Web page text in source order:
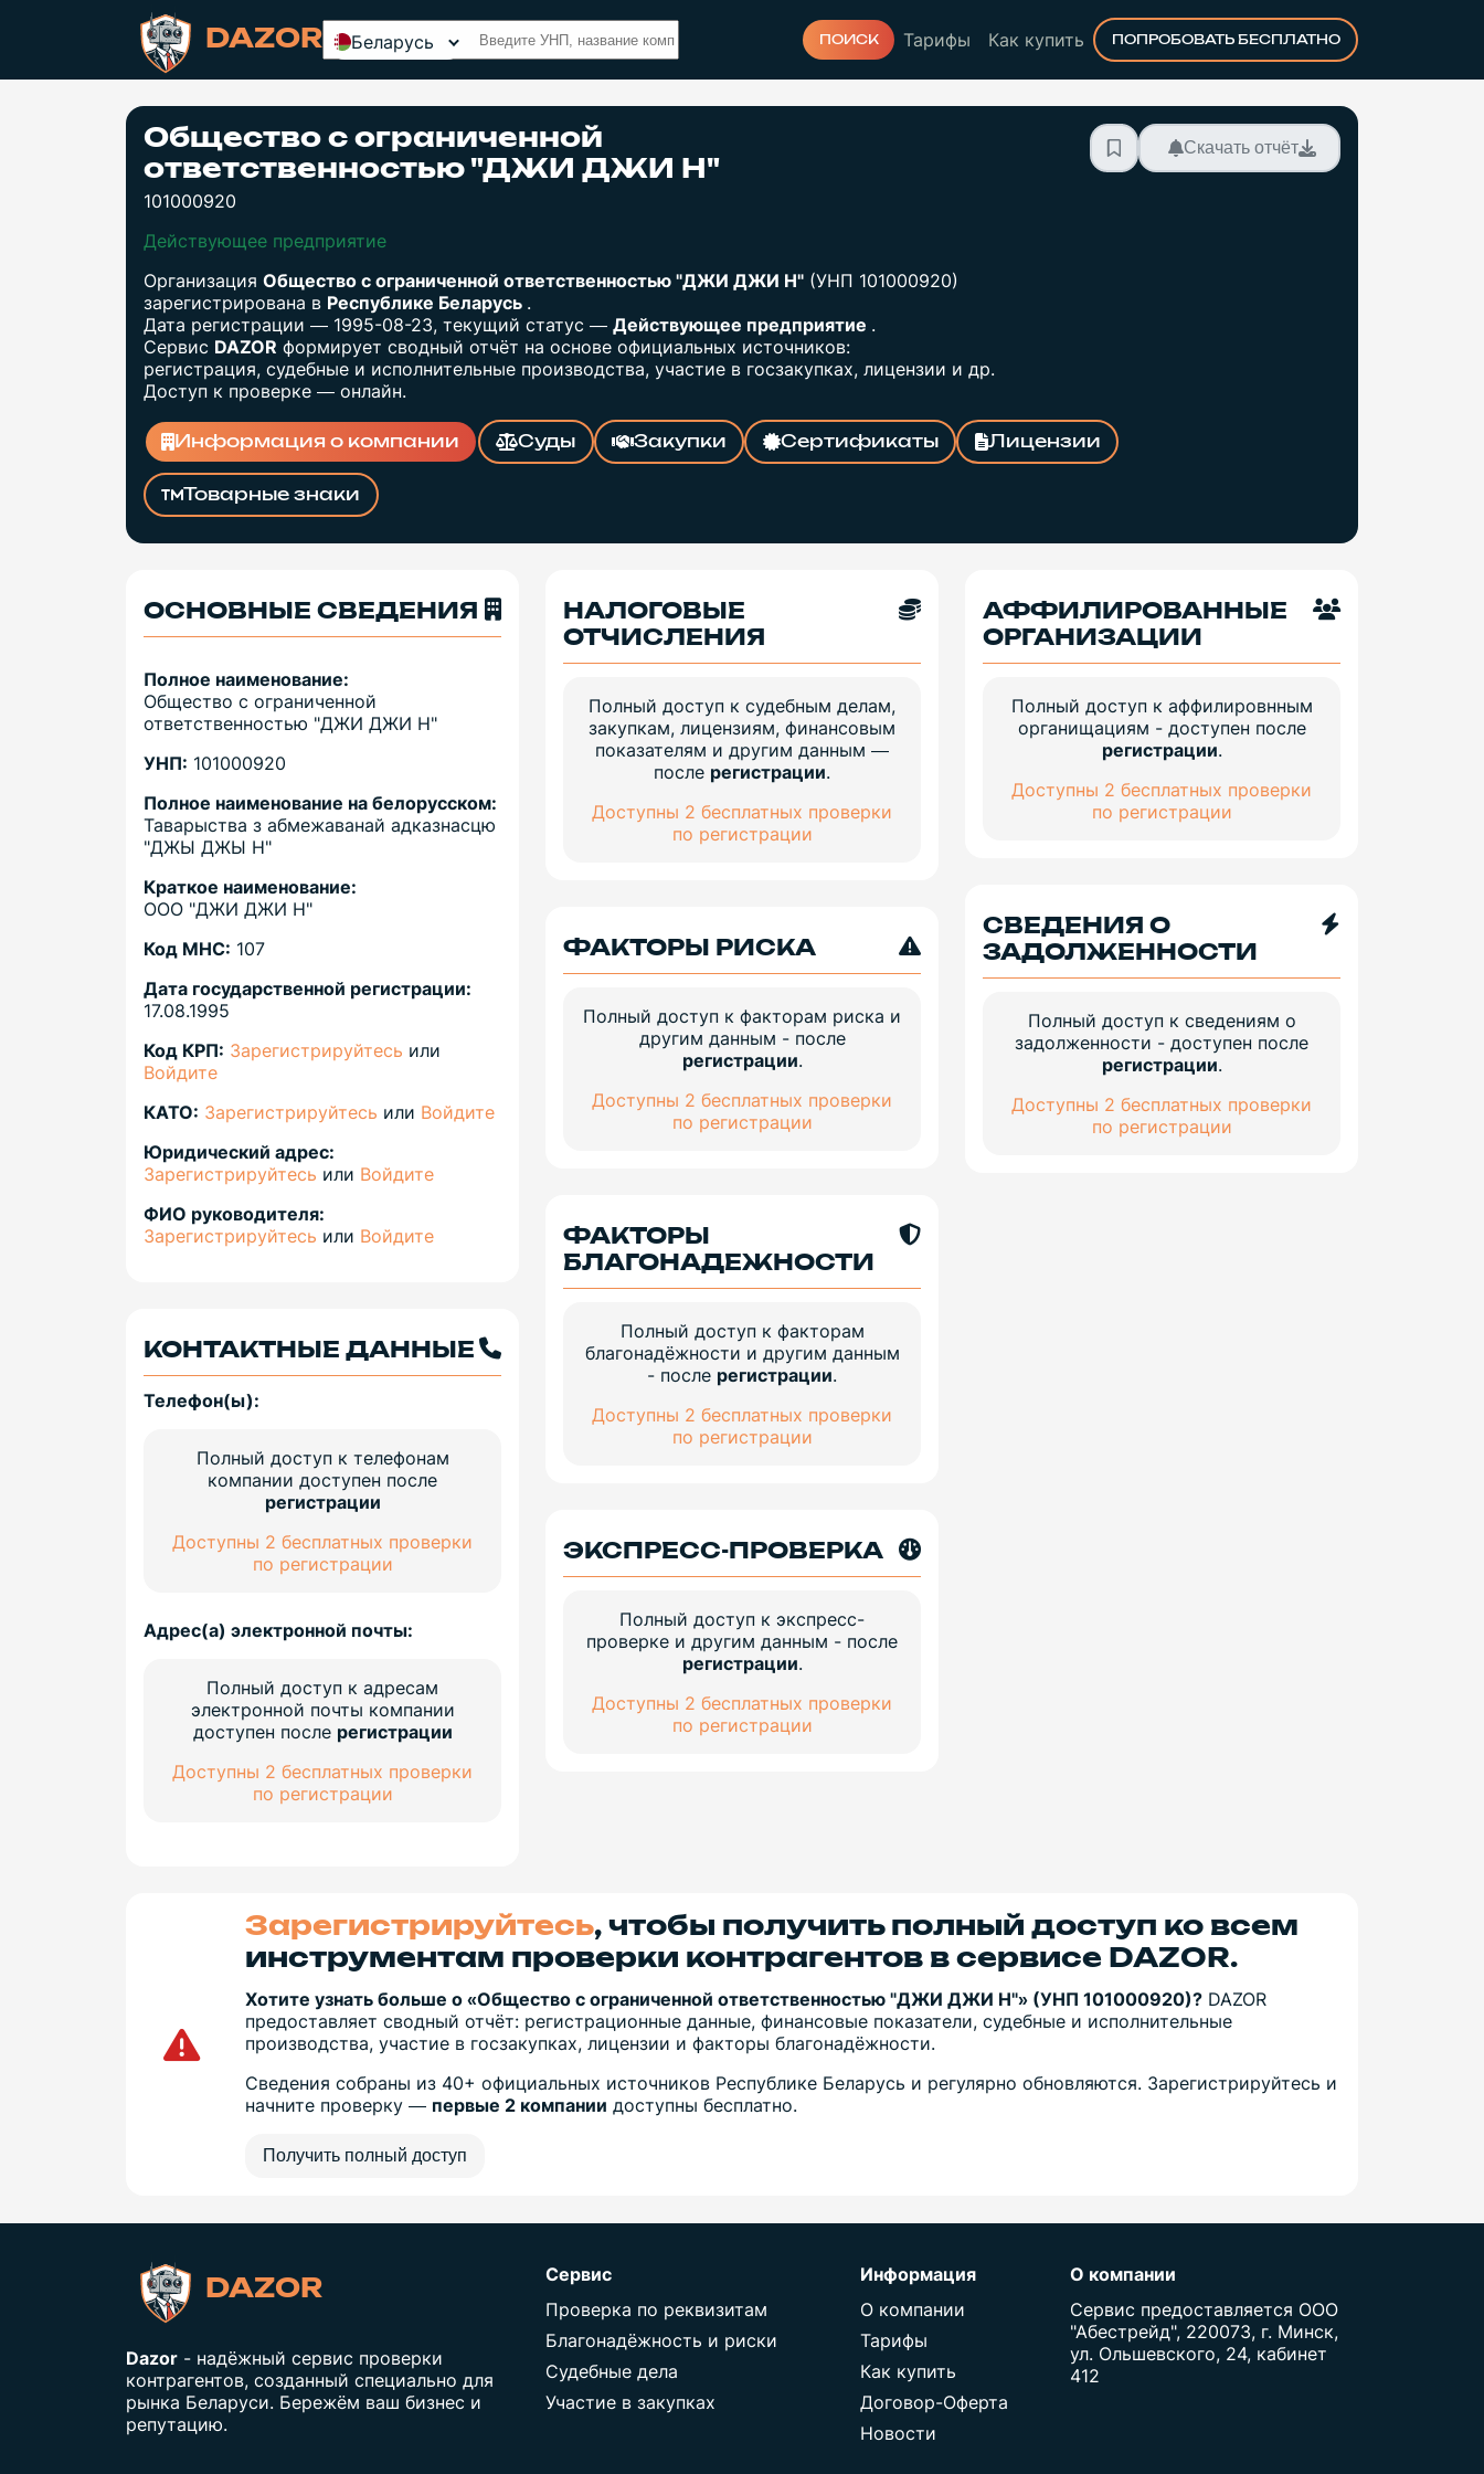
DAZOR Беларусь ПОИСК Тарифы Как купить ПОПРОБОВАТЬ БЕСПЛАТНО
Общество с ограниченной
ответственностью "ДЖИ ДЖИ Н"
101000920
Скачать отчёт
Действующее предприятие
Организация Общество с ограниченной ответственностью "ДЖИ ДЖИ Н" (УНП 101000920)
зарегистрирована в Республике Беларусь .
Дата регистрации — 1995-08-23, текущий статус — Действующее предприятие .
Сервис DAZOR формирует сводный отчёт на основе официальных источников:
регистрация, судебные и исполнительные производства, участие в госзакупках, лицензии и др.
Доступ к проверке — онлайн.
Информация о компании Суды Закупки Сертификаты Лицензии
Товарные знаки
ОСНОВНЫЕ СВЕДЕНИЯ
Полное наименование:
Общество с ограниченной
ответственностью "ДЖИ ДЖИ Н"
УНП: 101000920
Полное наименование на белорусском:
Таварыства з абмежаванай адказнасцю
"ДЖЫ ДЖЫ Н"
Краткое наименование:
ООО "ДЖИ ДЖИ Н"
Код МНС: 107
Дата государственной регистрации:
17.08.1995
Код КРП: Зарегистрируйтесь или
Войдите
КАТО: Зарегистрируйтесь или Войдите
Юридический адрес:
Зарегистрируйтесь или Войдите
ФИО руководителя:
Зарегистрируйтесь или Войдите
КОНТАКТНЫЕ ДАННЫЕ
Телефон(ы):
Полный доступ к телефонам
компании доступен после
регистрации
Доступны 2 бесплатных проверки
по регистрации
Адрес(а) электронной почты:
Полный доступ к адресам
электронной почты компании
доступен после регистрации
Доступны 2 бесплатных проверки
по регистрации
НАЛОГОВЫЕ
ОТЧИСЛЕНИЯ
Полный доступ к судебным делам,
закупкам, лицензиям, финансовым
показателям и другим данным —
после регистрации.
Доступны 2 бесплатных проверки
по регистрации
ФАКТОРЫ РИСКА
Полный доступ к факторам риска и
другим данным - после
регистрации.
Доступны 2 бесплатных проверки
по регистрации
ФАКТОРЫ
БЛАГОНАДЕЖНОСТИ
Полный доступ к факторам
благонадёжности и другим данным
- после регистрации.
Доступны 2 бесплатных проверки
по регистрации
ЭКСПРЕСС-ПРОВЕРКА
Полный доступ к экспресс-
проверке и другим данным - после
регистрации.
Доступны 2 бесплатных проверки
по регистрации
АФФИЛИРОВАННЫЕ
ОРГАНИЗАЦИИ
Полный доступ к аффилировнным
органищациям - доступен после
регистрации.
Доступны 2 бесплатных проверки
по регистрации
СВЕДЕНИЯ О
ЗАДОЛЖЕННОСТИ
Полный доступ к сведениям о
задолженности - доступен после
регистрации.
Доступны 2 бесплатных проверки
по регистрации
Зарегистрируйтесь, чтобы получить полный доступ ко всем
инструментам проверки контрагентов в сервисе DAZOR.
Хотите узнать больше о «Общество с ограниченной ответственностью "ДЖИ ДЖИ Н"» (УНП 101000920)? DAZOR
предоставляет сводный отчёт: регистрационные данные, финансовые показатели, судебные и исполнительные
производства, участие в госзакупках, лицензии и факторы благонадёжности.
Сведения собраны из 40+ официальных источников Республике Беларусь и регулярно обновляются. Зарегистрируйтесь и
начните проверку — первые 2 компании доступны бесплатно.
Получить полный доступ
DAZOR
Dazor - надёжный сервис проверки
контрагентов, созданный специально для
рынка Беларуси. Бережём ваш бизнес и
репутацию.
Сервис
Проверка по реквизитам
Благонадёжность и риски
Судебные дела
Участие в закупках
Информация
О компании
Тарифы
Как купить
Договор-Оферта
Новости
О компании
Сервис предоставляется ООО
"Абестрейд", 220073, г. Минск,
ул. Ольшевского, 24, кабинет
412